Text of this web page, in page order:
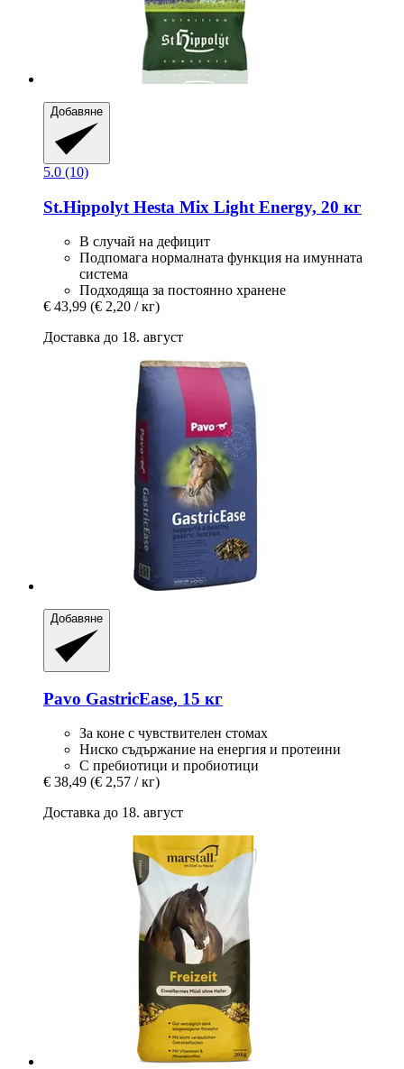
Добавяне
5.0 (10)
St.Hippolyt Hesta Mix Light Energy, 20 кг
В случай на дефицит
Подпомага нормалната функция на имунната
система
Подходяща за постоянно хранене
€ 43,99 (€ 2,20 / кг)
Доставка до 18. август
Добавяне
Pavo GastricEase, 15 кг
За коне с чувствителен стомах
Ниско съдържание на енергия и протеини
С пребиотици и пробиотици
€ 38,49 (€ 2,57 / кг)
Доставка до 18. август